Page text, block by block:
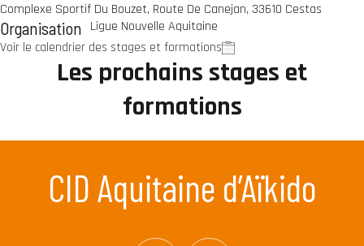
Complexe Sportif Du Bouzet, Route De Canejan, 33610 Cestas
Organisation Ligue Nouvelle Aquitaine
Voir le calendrier des stages et formations
Les prochains stages et
formations
CID Aquitaine d’Aïkido